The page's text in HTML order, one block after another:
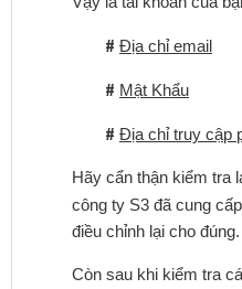
# Địa chỉ email
# Mật Khẩu
# Địa chỉ truy cập
Hãy cẩn thận kiểm tra
công ty S3 đã cung cấp
điều chỉnh lại cho đúng.
Còn sau khi kiểm tra